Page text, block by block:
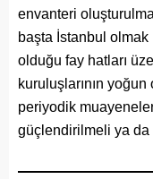
envanteri
başta İstanbul
olduğu fay hatları
kuruluşlarının
periyodik
güçlendirilmeli ya da